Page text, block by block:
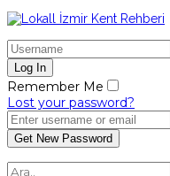
Remember Me
Lost your password?